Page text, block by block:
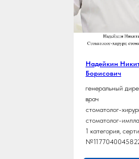
специалистами
рисков.
избегать
нагрузок,
повышение
кровотечения.
Надейкин
Борисович
генеральный
врач
стоматолог-
стоматолог-
1 категория,